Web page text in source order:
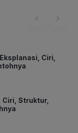
Ciri,
Struktur,